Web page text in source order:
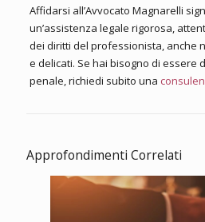
Affidarsi all’Avvocato Magnarelli
un’assistenza legale rigorosa,
dei diritti del professionista, anche
e delicati. Se hai bisogno di essere
penale, richiedi subito una
Approfondimenti Correlati